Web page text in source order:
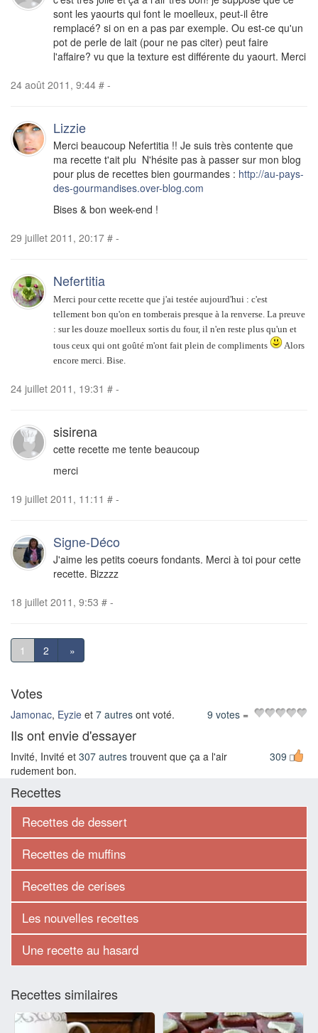
sont les yaourts qui font le moelleux, peut-il être
remplacé? si on en a pas par exemple. Ou est-ce qu'un
pot de perle de lait (pour ne pas citer) peut faire
l'affaire? vu que la texture est différente du yaourt. Merci
24 août 2011, 9:44 # -
Lizzie
Merci beaucoup Nefertitia !! Je suis très contente que
ma recette t'ait plu N'hésite pas à passer sur mon blog
pour plus de recettes bien gourmandes : http://au-pays-
des-gourmandises.over-blog.com
Bises & bon week-end !
29 juillet 2011, 20:17 # -
Nefertitia
Merci pour cette recette que j'ai testée aujourd'hui : c'est
tellement bon qu'on en tomberais presque à la renverse. La preuve
: sur les douze moelleux sortis du four, il n'en reste plus qu'un et
tous ceux qui ont goûté m'ont fait plein de compliments
Alors
encore merci. Bise.
24 juillet 2011, 19:31 # -
sisirena
cette recette me tente beaucoup
merci
19 juillet 2011, 11:11 # -
Signe-Déco
J'aime les petits coeurs fondants. Merci à toi pour cette
recette. Bizzzz
18 juillet 2011, 9:53 # -
1 2 »
Votes
Jamonac, Eyzie et 7 autres ont voté. =
9 votes
Ils ont envie d'essayer
309
Invité, Invité et 307 autres trouvent que ça a l'air
rudement bon.
Recettes
Recettes de dessert
Recettes de muffins
Recettes de cerises
Les nouvelles recettes
Une recette au hasard
Recettes similaires